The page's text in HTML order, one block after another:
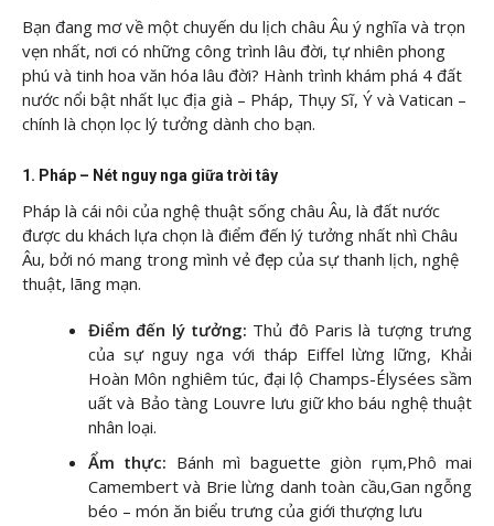
Bạn đang mơ về một chuyến du lịch châu Âu ý nghĩa và trọn
vẹn nhất, nơi có những công trình lâu đời, tự nhiên phong
phú và tinh hoa văn hóa lâu đời? Hành trình khám phá 4 đất
nước nổi bật nhất lục địa già – Pháp, Thụy Sĩ, Ý và Vatican –
chính là chọn lọc lý tưởng dành cho bạn.
1. Pháp – Nét nguy nga giữa trời tây
Pháp là cái nôi của nghệ thuật sống châu Âu, là đất nước
được du khách lựa chọn là điểm đến lý tưởng nhất nhì Châu
Âu, bởi nó mang trong mình vẻ đẹp của sự thanh lịch, nghệ
thuật, lãng mạn.
Điểm đến lý tưởng: Thủ đô Paris là tượng trưng
của sự nguy nga với tháp Eiffel lừng lững, Khải
Hoàn Môn nghiêm túc, đại lộ Champs-Élysées sầm
uất và Bảo tàng Louvre lưu giữ kho báu nghệ thuật
nhân loại.
Ẩm thực: Bánh mì baguette giòn rụm,Phô mai
Camembert và Brie lừng danh toàn cầu,Gan ngỗng
béo – món ăn biểu trưng của giới thượng lưu